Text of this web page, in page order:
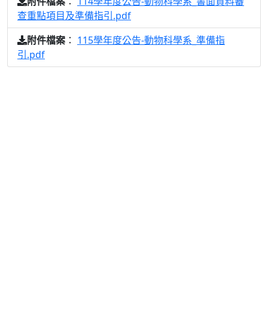
查重點項目及準備指引.pdf
附件檔案 ： 115學年度公告-動物科學系_準備指
引.pdf